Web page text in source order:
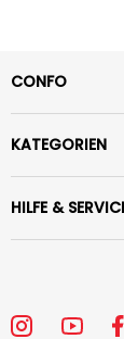
CONFO
KATEGORIEN
HILFE &